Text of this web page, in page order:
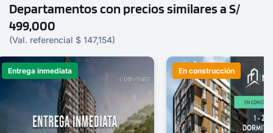
Departamentos con precios similares a S/
499,000
(Val. referencial $ 147,154)
Entrega inmediata En construcción